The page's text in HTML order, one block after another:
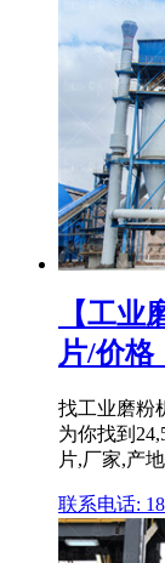
【工业
片/价格
找工业磨粉
为你找到
片,厂家,产
联系电话: